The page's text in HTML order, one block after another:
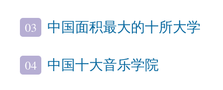
03 中国面积最大的十所大学
04 中国十大音乐学院